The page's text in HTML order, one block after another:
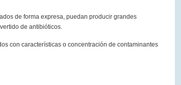
de forma expresa, puedan producir grandes
de antibióticos.
con características o concentración de contaminantes